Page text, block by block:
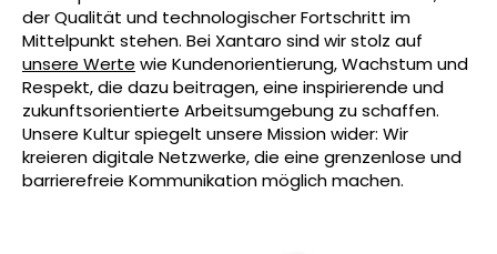
der Qualität und technologischer Fortschritt im
Mittelpunkt stehen. Bei Xantaro sind wir stolz auf
unsere Werte wie Kundenorientierung, Wachstum und
Respekt, die dazu beitragen, eine inspirierende und
zukunftsorientierte Arbeitsumgebung zu schaffen.
Unsere Kultur spiegelt unsere Mission wider: Wir
kreieren digitale Netzwerke, die eine grenzenlose und
barrierefreie Kommunikation möglich machen.